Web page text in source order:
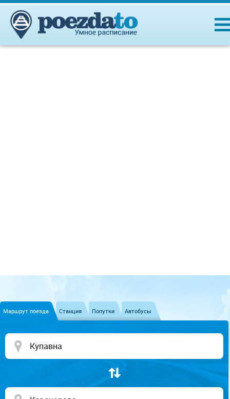
Маршрут поезда Станция Попутки Автобусы